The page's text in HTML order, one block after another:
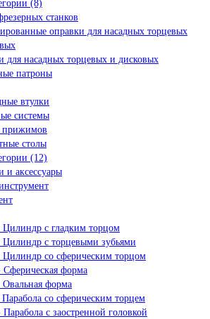
(8)
станков
оправки для насадных торцевых
для насадных торцевых и дисковых
патроны
втулки
системы
прижимов
столы
(12)
и аксессуары
с гладким торцом
с торцевыми зубьями
со сферическим торцом
форма
форма
со сферическим торцем
с заостренной головкой